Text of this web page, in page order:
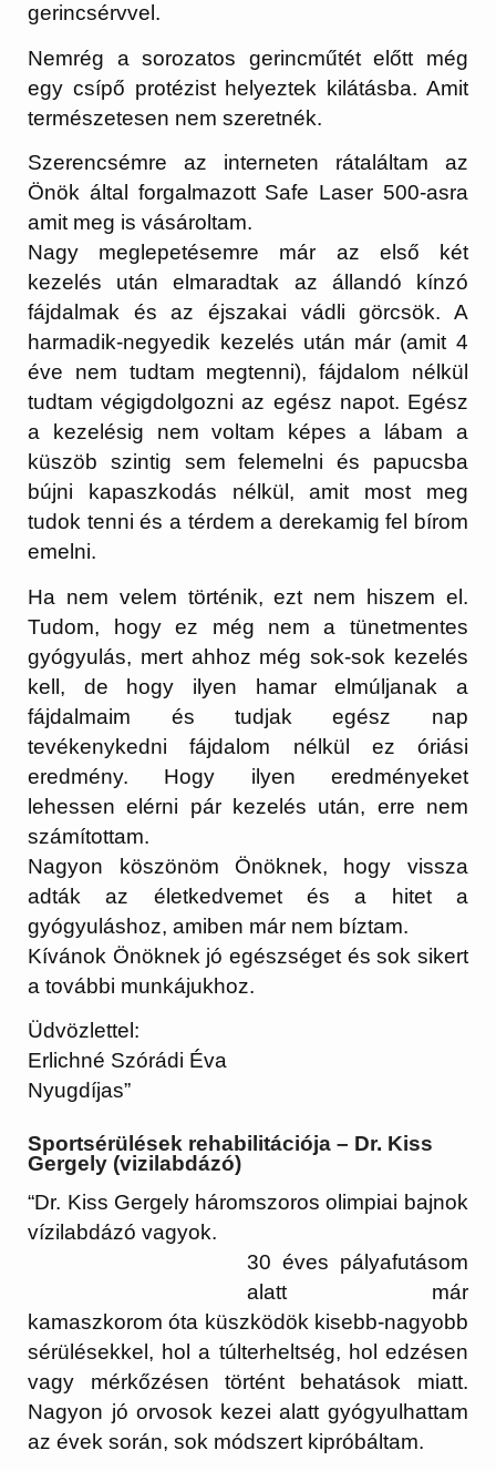
gerincsérvvel.
Nemrég a sorozatos gerincműtét előtt még
egy csípő protézist helyeztek kilátásba. Amit
természetesen nem szeretnék.
Szerencsémre az interneten rátaláltam az
Önök által forgalmazott Safe Laser 500-asra
amit meg is vásároltam.
Nagy meglepetésemre már az első két
kezelés után elmaradtak az állandó kínzó
fájdalmak és az éjszakai vádli görcsök. A
harmadik-negyedik kezelés után már (amit 4
éve nem tudtam megtenni), fájdalom nélkül
tudtam végigdolgozni az egész napot. Egész
a kezelésig nem voltam képes a lábam a
küszöb szintig sem felemelni és papucsba
bújni kapaszkodás nélkül, amit most meg
tudok tenni és a térdem a derekamig fel bírom
emelni.
Ha nem velem történik, ezt nem hiszem el.
Tudom, hogy ez még nem a tünetmentes
gyógyulás, mert ahhoz még sok-sok kezelés
kell, de hogy ilyen hamar elmúljanak a
fájdalmaim és tudjak egész nap
tevékenykedni fájdalom nélkül ez óriási
eredmény. Hogy ilyen eredményeket
lehessen elérni pár kezelés után, erre nem
számítottam.
Nagyon köszönöm Önöknek, hogy vissza
adták az életkedvemet és a hitet a
gyógyuláshoz, amiben már nem bíztam.
Kívánok Önöknek jó egészséget és sok sikert
a további munkájukhoz.
Üdvözlettel:
Erlichné Szórádi Éva
Nyugdíjas”
Sportsérülések rehabilitációja – Dr. Kiss
Gergely (vizilabdázó)
“Dr. Kiss Gergely háromszoros olimpiai bajnok
vízilabdázó vagyok.
30 éves pályafutásom
alatt már
kamaszkorom óta küszködök kisebb-nagyobb
sérülésekkel, hol a túlterheltség, hol edzésen
vagy mérkőzésen történt behatások miatt.
Nagyon jó orvosok kezei alatt gyógyulhattam
az évek során, sok módszert kipróbáltam.